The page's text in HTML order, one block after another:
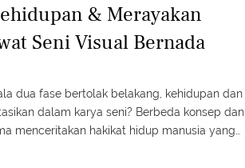
& Merayakan
Seni Visual Bernada
dua fase bertolak belakang, kehidupan dan
dalam karya seni? Berbeda konsep dan
menceritakan hakikat hidup manusia yang